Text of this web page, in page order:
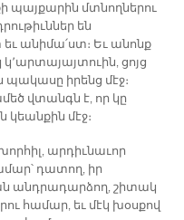
մտնողներու
են
անիմա՛ստ։ Եւ անոնք
ցոյց
իրենց մէջ։
վտանգն է, որ կը
մէջ։
արդիւնաւոր
դատող, իր
անդրադարձող, շիտակ
համար, եւ մէկ խօսքով